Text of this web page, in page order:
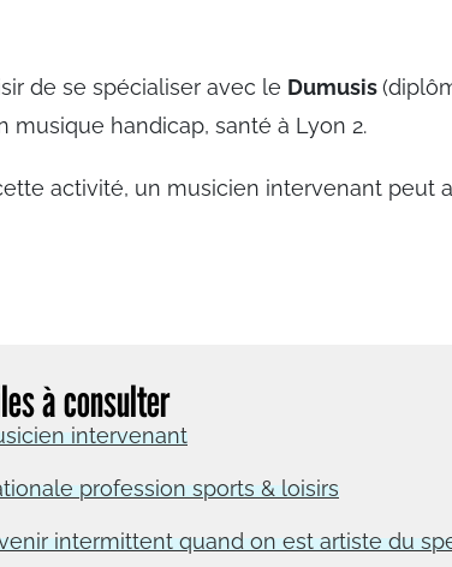
de se spécialiser avec le Dumusis
musique handicap, santé à Lyon 2.
activité, un musicien intervenant peut
à consulter
intervenant
profession sports & loisirs
intermittent quand on est artiste du